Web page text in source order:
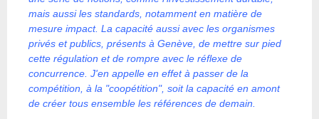
mais aussi les standards, notamment en matière de
mesure impact. La capacité aussi avec les organismes
privés et publics, présents à Genève, de mettre sur pied
cette régulation et de rompre avec le réflexe de
concurrence. J'en appelle en effet à passer de la
compétition, à la "coopétition", soit la capacité en amont
de créer tous ensemble les références de demain.